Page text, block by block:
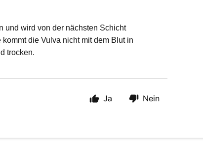
und wird von der nächsten Schicht
die Vulva nicht mit dem Blut in
trocken.
Ja Nein